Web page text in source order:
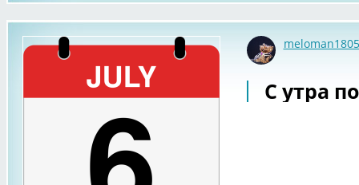
meloman1805
С утра